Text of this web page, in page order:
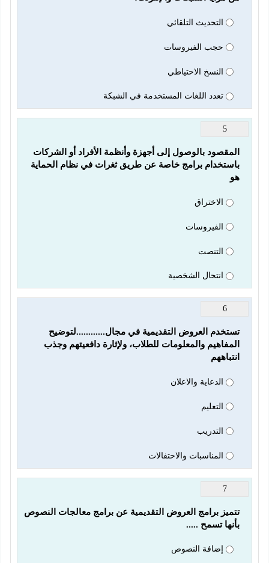
التحديث التلقائي
حجب الفيروسات
النسخ الاحتياطي
تعدد اللغات المستخدمة في الشبكة
5
هو
الاختراق
الفيروسات
التنصت
انتحال الشخصية
6
انتباههم
الدعاية والاعلان
التعليم
التدريب
المناسبات والاحتفالات
7
بأنها تسمح .....
إضافة النصوص